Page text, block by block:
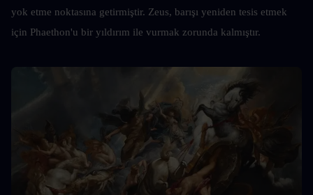
yok etme noktasına getirmiştir. Zeus, barışı yeniden tesis etmek
için Phaethon'u bir yıldırım ile vurmak zorunda kalmıştır.